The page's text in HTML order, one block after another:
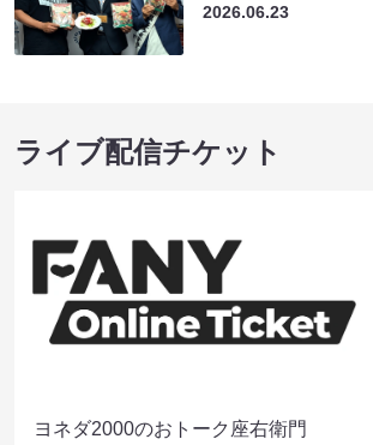
2026.06.23
ライブ配信チケット
ヨネダ2000のおトーク座右衛門